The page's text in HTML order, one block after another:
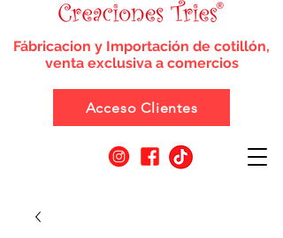
Fábricacion y Importación de cotillón,
venta exclusiva a comercios
Acceso Clientes